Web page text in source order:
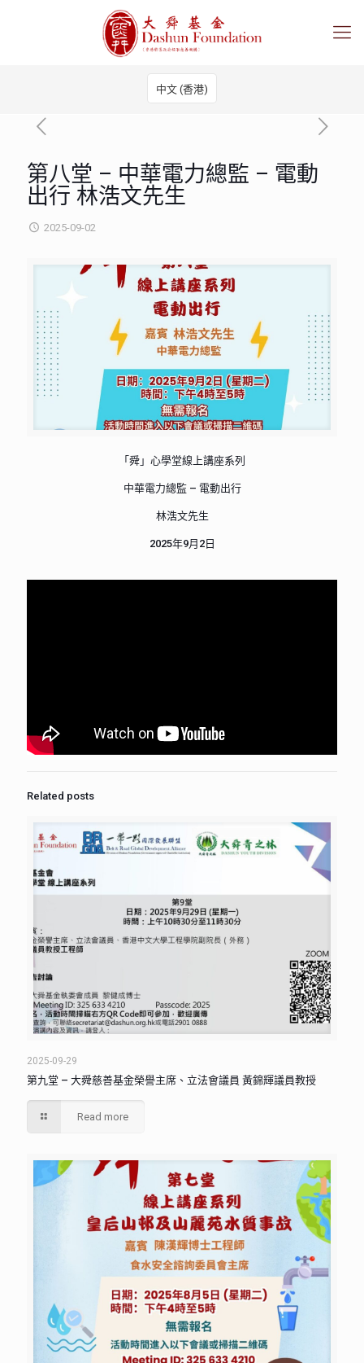
中文 (香港)
第八堂 – 中華電力總監 – 電動
出行 林浩文先生
2025-09-02
「舜」心學堂線上講座系列
中華電力總監 – 電動出行
林浩文先生
2025年9月2日
Related posts
2025-09-29
第九堂 – 大舜慈善基金榮譽主席、立法會議員 黃錦輝議員教授
Read more